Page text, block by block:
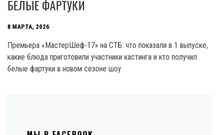
БЕЛЫЕ ФАРТУКИ
8 МАРТА, 2026
Премьера «МастерШеф-17» на СТБ: что показали в 1 выпуске,
какие блюда приготовили участники кастинга и кто получил
белые фартуки в новом сезоне шоу